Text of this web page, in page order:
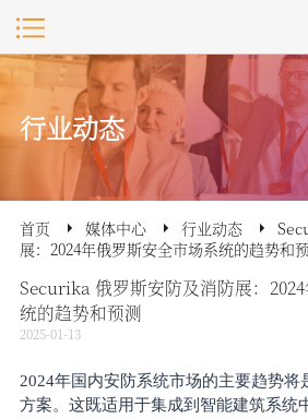
行业动态
首页 媒体中心 行业动态
展：2024年俄罗斯安全市场系统的趋势和
Securika 俄罗斯安防及消防展：
统的趋势和预测
2025-01-13
2024年国内安防系统市场的主要趋势将
方案。这既适用于集成到智能建筑系统